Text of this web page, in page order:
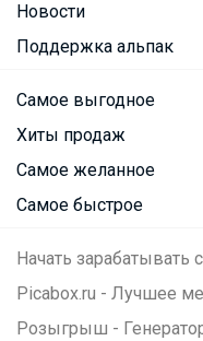
Новости
Поддержка альпак
Самое выгодное
Хиты продаж
Самое желанное
Самое быстрое
Начать зарабатывать
Picabox.ru - Лучшее
Розыгрыш -